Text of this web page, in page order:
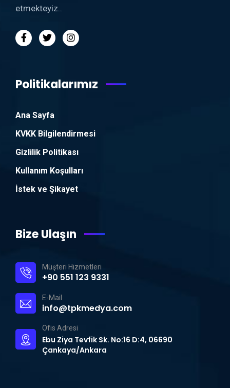
etmekteyiz..
Politikalarımız
Ana Sayfa
KVKK Bilgilendirmesi
Gizlilik Politikası
Kullanım Koşulları
İstek ve Şikayet
Bize Ulaşın
Müşteri Hizmetleri
+90 551 123 9331
E-Mail
info@tpkmedya.com
Ofis Adresi
Ebu Ziya Tevfik Sk. No:16 D:4, 06690
Çankaya/Ankara